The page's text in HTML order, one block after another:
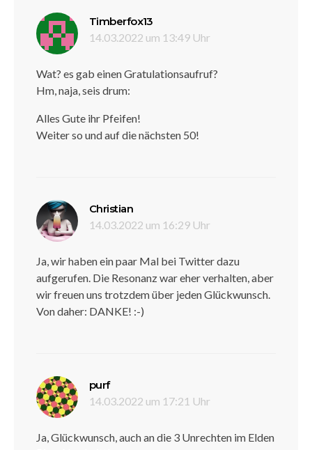
Timberfox13
14.03.2022 um 13:49 Uhr
Wat? es gab einen Gratulationsaufruf?
Hm, naja, seis drum:
Alles Gute ihr Pfeifen!
Weiter so und auf die nächsten 50!
Christiansagt:
14.03.2022 um 16:29 Uhr
Ja, wir haben ein paar Mal bei Twitter dazu
aufgerufen. Die Resonanz war eher verhalten, aber
wir freuen uns trotzdem über jeden Glückwunsch.
Von daher: DANKE! :-)
purfsagt:
14.03.2022 um 17:21 Uhr
Ja, Glückwunsch, auch an die 3 Unrechten im Elden